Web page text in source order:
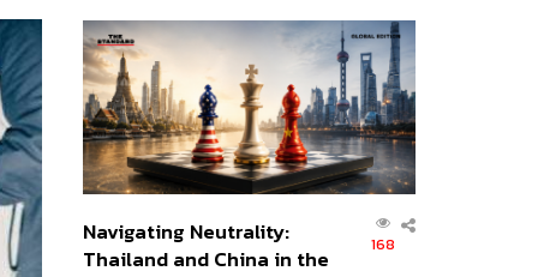
ส่วนยุทธศาสตร์ไทย –
อินโดนีเซีย
Navigating Neutrality:
Thailand and China in the
168